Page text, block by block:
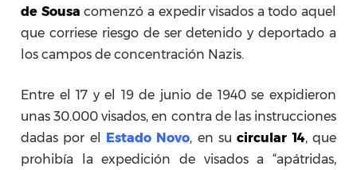
de Sousa comenzó a expedir visados a todo aquel
que corriese riesgo de ser detenido y deportado a
los campos de concentración Nazis.
Entre el 17 y el 19 de junio de 1940 se expidieron
unas 30.000 visados, en contra de las instrucciones
dadas por el Estado Novo, en sucircular 14, que
prohibía la expedición de visados a “apátridas,